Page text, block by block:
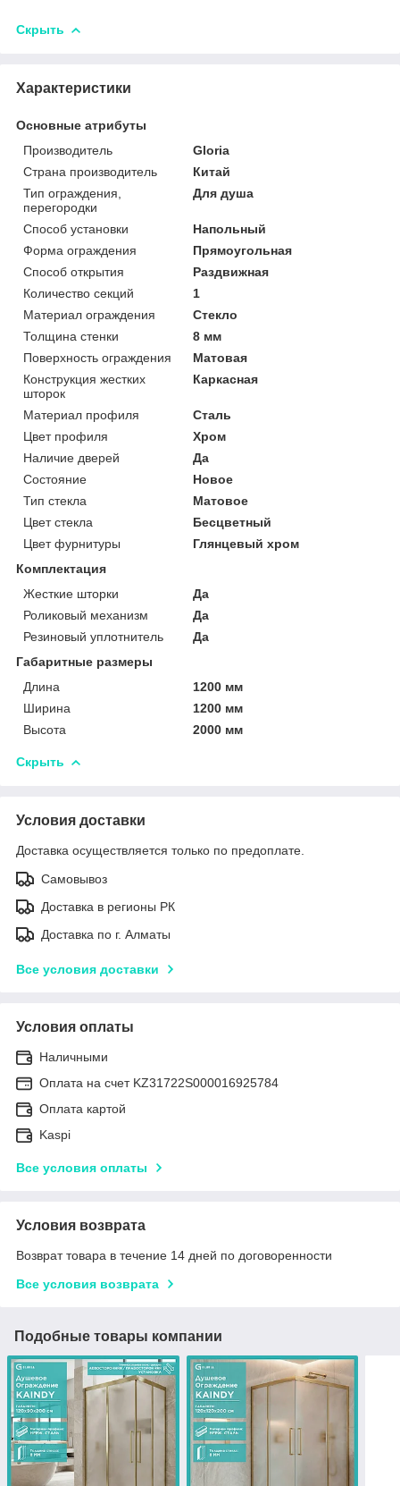
Скрыть
Характеристики
Основные атрибуты
Производитель
Gloria
Страна производитель
Китай
Тип ограждения,
перегородки
Для душа
Способ установки
Напольный
Форма ограждения
Прямоугольная
Способ открытия
Раздвижная
Количество секций
1
Материал ограждения
Стекло
Толщина стенки
8 мм
Поверхность ограждения
Матовая
Конструкция жестких
шторок
Каркасная
Материал профиля
Сталь
Цвет профиля
Хром
Наличие дверей
Да
Состояние
Новое
Тип стекла
Матовое
Цвет стекла
Бесцветный
Цвет фурнитуры
Глянцевый хром
Комплектация
Жесткие шторки
Да
Роликовый механизм
Да
Резиновый уплотнитель
Да
Габаритные размеры
Длина
1200 мм
Ширина
1200 мм
Высота
2000 мм
Скрыть
Условия доставки
Доставка осуществляется только по предоплате.
Самовывоз
Доставка в регионы РК
Доставка по г. Алматы
Все условия доставки
Условия оплаты
Наличными
Оплата на счет KZ31722S000016925784
Оплата картой
Kaspi
Все условия оплаты
Условия возврата
Возврат товара в течение 14 дней по договоренности
Все условия возврата
Подобные товары компании